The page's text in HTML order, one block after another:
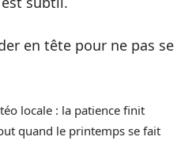
en tête pour ne pas se
locale : la patience finit
quand le printemps se fait